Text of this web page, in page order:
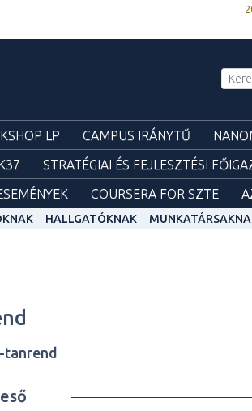
LP CAMPUS IRÁNYTŰ
STRATÉGIAI ÉS FEJLESZTÉSI
COURSERA FOR SZTE
HALLGATÓKNAK
tanrend